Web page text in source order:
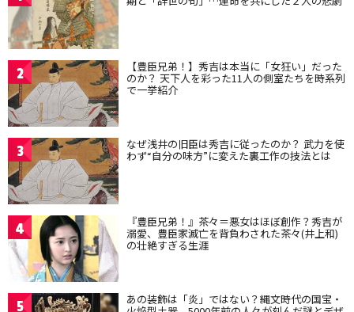
2 【豊臣兄弟！】秀吉は本当に「女狂い」だった
のか？ 天下人を彩った11人の側室たちを時系列
で一挙紹介
3 なぜ浅井の旧臣は秀吉に従ったのか？ 武力を使
わず“自分の味方”に変えた裏工作の技法とは
4 『豊臣兄弟！』茶々＝悪女はほぼ創作？秀吉が
溺愛、豊臣家滅亡を背負わされた茶々(井上和)
の壮絶すぎる生涯
5 あの装飾は「炎」ではない？縄文時代の国宝・